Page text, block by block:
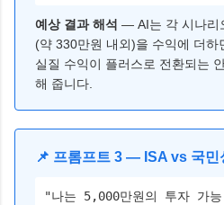
예상 결과 해석 — AI는 각 시나리
(약 330만원 내외)을 수익에 더하
실질 수익이 플러스로 전환되는
해 줍니다.
📌 프롬프트 3 — ISA vs 국민
"나는 5,000만원의 투자 가